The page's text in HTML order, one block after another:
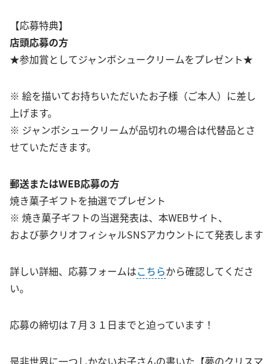
【応募特典】
店頭応募の方
★参加賞としてジャンボシュークリームをプレゼント★
※ 絵を描いてお持ちいただいたお子様（ご本人）に差し
上げます。
※ ジャンボシュークリームが品切れの場合は代替品とさ
せていただきます。
郵送またはWEB応募の方
焼き菓子ギフトを抽選でプレゼント
※ 焼き菓子ギフトの当選発表は、本WEBサイト、
および夢クリオフィシャルSNSアカウントにて発表します
詳しい詳細、応募フォームはこちらから確認してくださ
い。
応募の締切は７月３１日までと迫っています！